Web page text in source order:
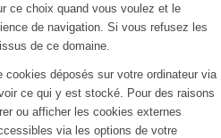
ce choix quand vous voulez et le
de navigation. Si vous refusez les
de ce domaine.
cookies déposés sur votre ordinateur via
ce qui y est stocké. Pour des raisons
ou afficher les cookies externes
via les options de votre